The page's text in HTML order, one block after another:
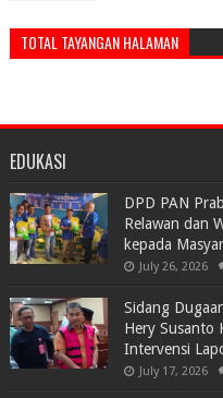
TOTAL TAYANGAN HALAMAN
EDUKASI
DPD PAN
Relawan dan
kepada
July 26, 2026
Sidang
Hery Susanto
Intervensi
July 17, 2026